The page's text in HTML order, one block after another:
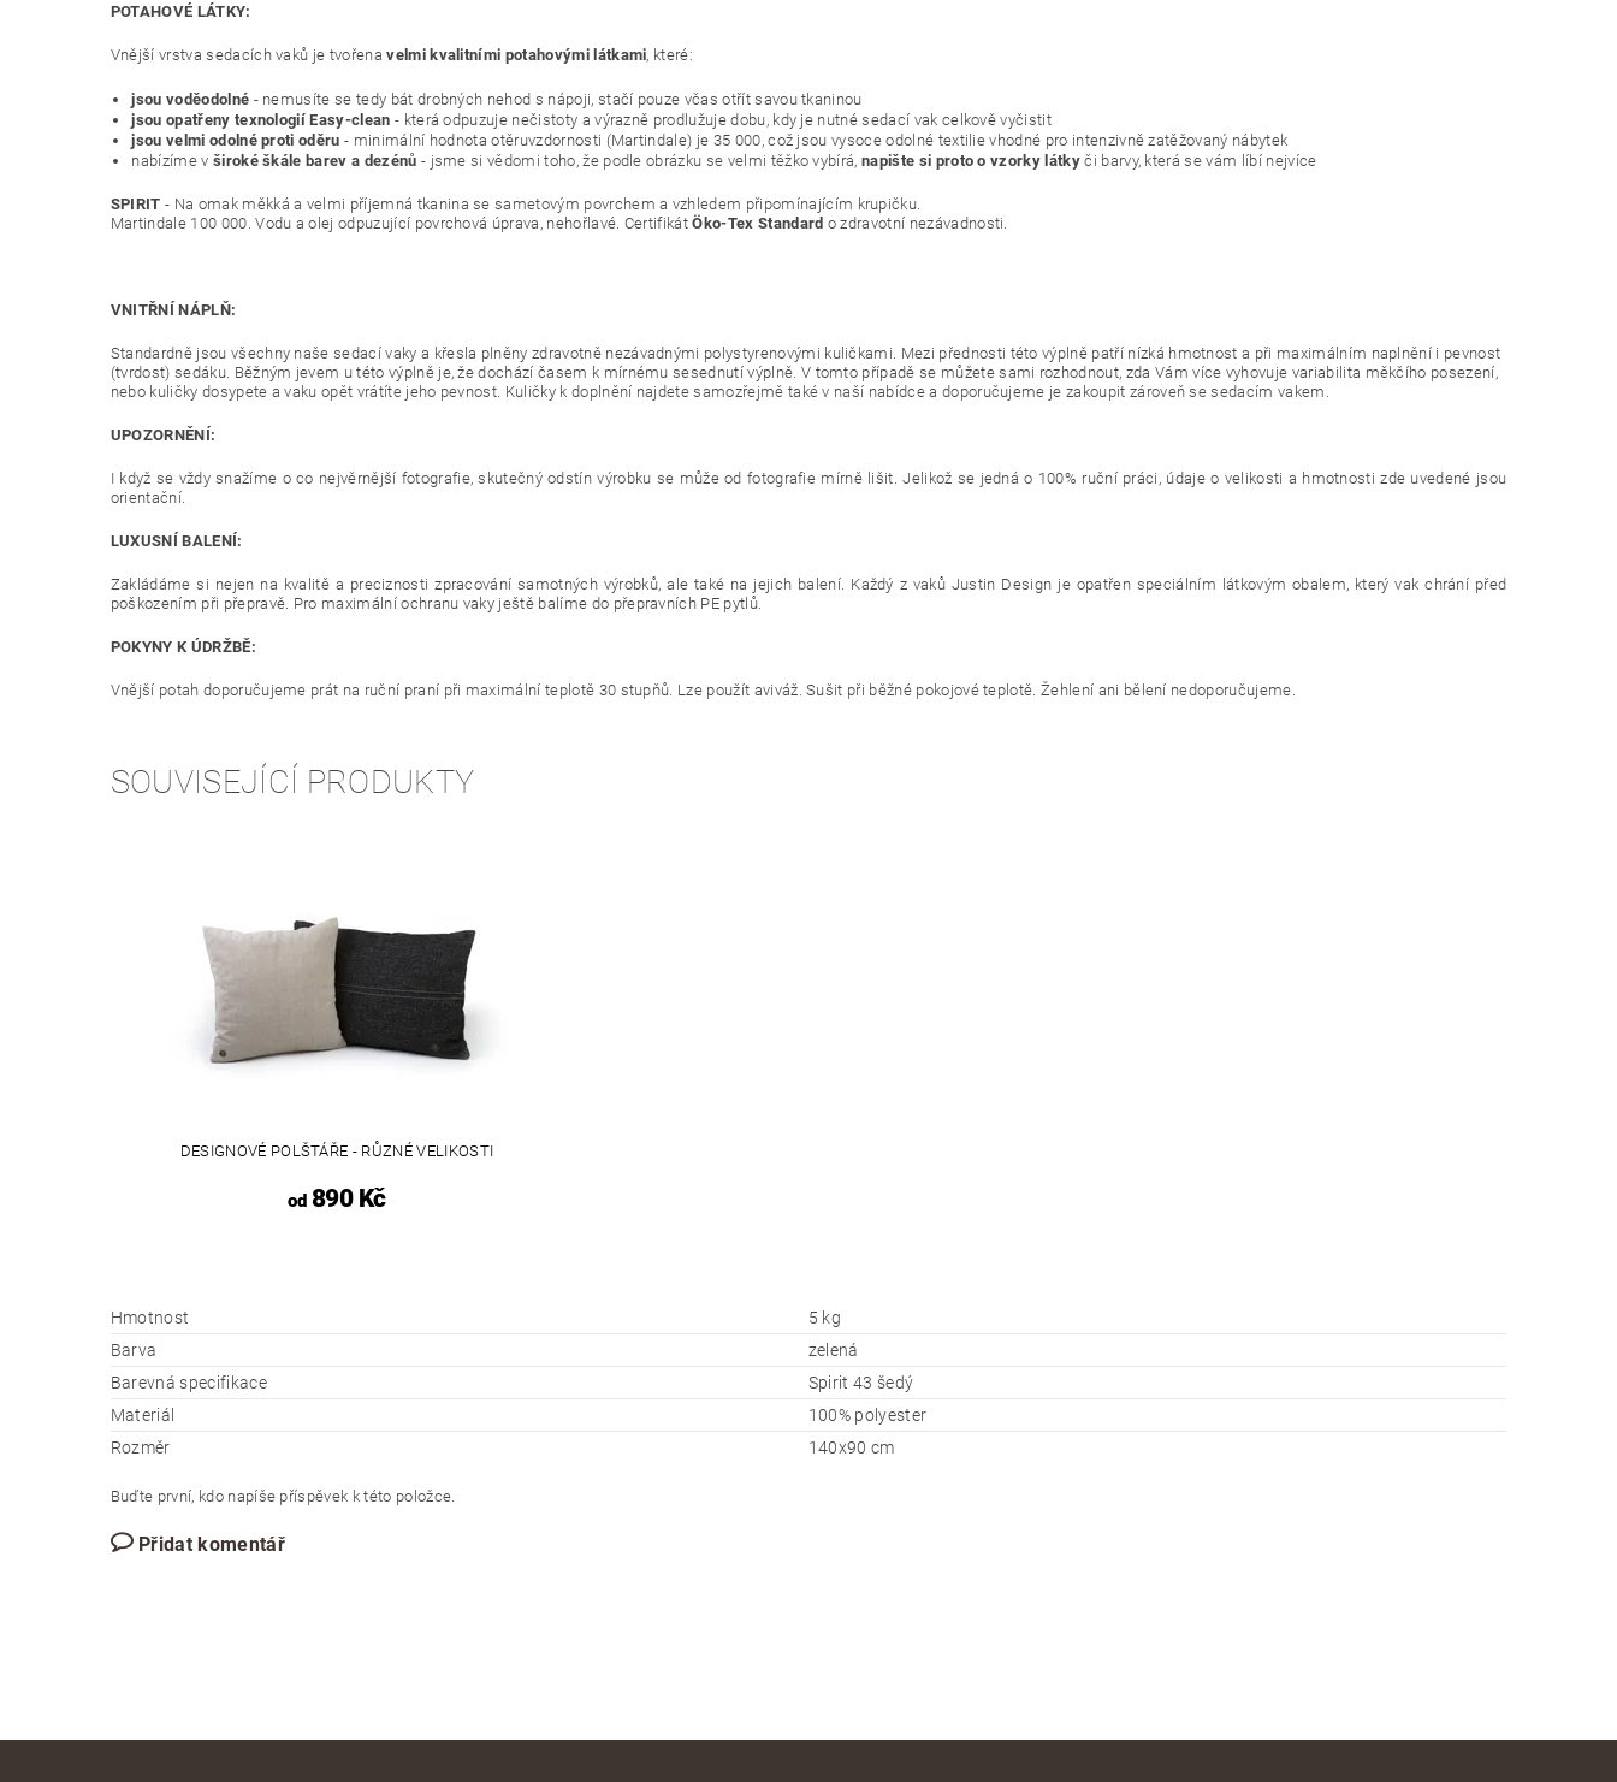
POTAHOVÉ LÁTKY:
Vnější vrstva sedacích vaků je tvořenavelmi kvalitními potahovými látkami, které:
jsou voděodolné - nemusíte se tedy bát drobných nehod s nápoji, stačí pouze včas otřít savou tkaninou
jsou opatřeny texnologií Easy-clean - která odpuzuje nečistoty a výrazně prodlužuje dobu, kdy je nutné sedací vak celkově vyčistit
jsou velmi odolné proti oděru - minimální hodnota otěruvzdornosti (Martindale) je 35 000, což jsou vysoce odolné textilie vhodné pro intenzivně zatěžovaný nábytek
nabízíme v široké škále barev a dezénů - jsme si vědomi toho, že podle obrázku se velmi těžko vybírá,napište si proto o vzorky látkyči barvy, která se vám líbí nejvíce
SPIRIT - Na omak měkká a velmi příjemná tkanina se sametovým povrchem a vzhledem připomínajícím krupičku.
Martindale 100 000. Vodu a olej odpuzující povrchová úprava, nehořlavé. CertifikátÖko-Tex Standard o zdravotní nezávadnosti.
VNITŘNÍ NÁPLŇ:
Standardně jsou všechny naše sedací vaky a křesla plněny zdravotně nezávadnými polystyrenovými kuličkami. Mezi přednosti této výplně patří nízká hmotnost a při maximálním naplnění i pevnost
(tvrdost) sedáku. Běžným jevem u této výplně je, že dochází časem k mírnému sesednutí výplně. V tomto případě se můžete sami rozhodnout, zda Vám více vyhovuje variabilita měkčího posezení,
nebo kuličky dosypete a vaku opět vrátíte jeho pevnost. Kuličky k doplnění najdete samozřejmě také v naší nabídce a doporučujeme je zakoupit zároveň se sedacím vakem.
UPOZORNĚNÍ:
I když se vždy snažíme o co nejvěrnější fotografie, skutečný odstín výrobku se může od fotografie mírně lišit. Jelikož se jedná o 100% ruční práci, údaje o velikosti a hmotnosti zde uvedené jsou
orientační.
LUXUSNÍ BALENÍ:
Zakládáme si nejen na kvalitě a preciznosti zpracování samotných výrobků, ale také na jejich balení. Každý z vaků Justin Design je opatřen speciálním látkovým obalem, který vak chrání před
poškozením při přepravě. Pro maximální ochranu vaky ještě balíme do přepravních PE pytlů.
POKYNY K ÚDRŽBĚ:
Vnější potah doporučujeme prát na ruční praní při maximální teplotě 30 stupňů. Lze použít aviváž. Sušit při běžné pokojové teplotě. Žehlení ani bělení nedoporučujeme.
SOUVISEJÍCÍ PRODUKTY
DESIGNOVÉ POLŠTÁŘE - RŮZNÉ VELIKOSTI
od890 Kč
Hmotnost
5 kg
Barva
zelená
Barevná specifikace
Spirit 43 šedý
Materiál
100% polyester
Rozměr
140x90 cm
Buďte první, kdo napíše příspěvek k této položce.
Přidat komentář